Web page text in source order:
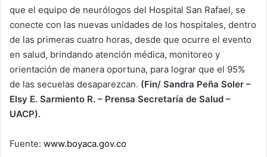
que el equipo de neurólogos del Hospital San Rafael, se
conecte con las nuevas unidades de los hospitales, dentro
de las primeras cuatro horas, desde que ocurre el evento
en salud, brindando atención médica, monitoreo y
orientación de manera oportuna, para lograr que el 95%
de las secuelas desaparezcan. (Fin/ Sandra Peña Soler –
Elsy E. Sarmiento R. – Prensa Secretaría de Salud –
UACP).
Fuente: www.boyaca.gov.co